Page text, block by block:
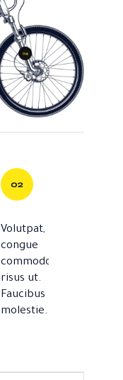
Volutpat,
congue
commodo
risus ut.
Faucibus
molestie.